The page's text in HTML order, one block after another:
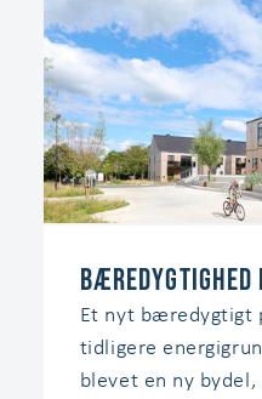
Et nyt bæredygtigt
tidligere
blevet en ny bydel,